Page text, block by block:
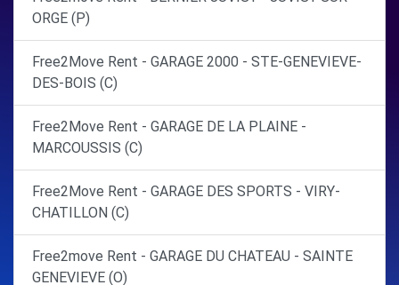
ORGE (P)
Free2Move Rent - GARAGE 2000 - STE-GENEVIEVE-
DES-BOIS (C)
Free2Move Rent - GARAGE DE LA PLAINE -
MARCOUSSIS (C)
Free2Move Rent - GARAGE DES SPORTS - VIRY-
CHATILLON (C)
Free2move Rent - GARAGE DU CHATEAU - SAINTE
GENEVIEVE (O)